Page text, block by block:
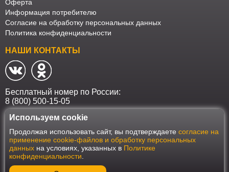
Оферта
Информация потребителю
Согласие на обработку персональных данных
Политика конфиденциальности
НАШИ КОНТАКТЫ
Бесплатный номер по России:
8 (800) 500-15-05
Наш интернет-магазин работает в соответствии с требованиями
Федерального закона от 27 июля 2006 года №152-ФЗ "О персональных
данных". Оформить заказ на сайте Мебеласка возможно только при
наличии согласия на обработку Ваших персональных данных. Для
улучшения работы сайта и его взаимодействия с пользователями мы
используем файлы cookie. Продолжая пользоваться сайтом, вы
Используем cookie
Продолжая использовать сайт, вы подтверждаете согласие на
применение cookie-файлов и обработку персональных
данных на условиях, указанных в Политике
конфиденциальности